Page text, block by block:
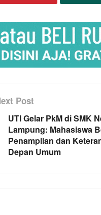
Post
UTI Gelar PkM di SMK
Lampung: Mahasiswa
Penampilan dan
Depan Umum